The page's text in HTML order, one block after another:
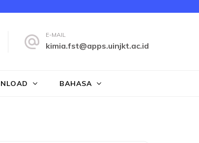
E-MAIL
kimia.fst@apps.uinjkt.ac.id
BAHASA